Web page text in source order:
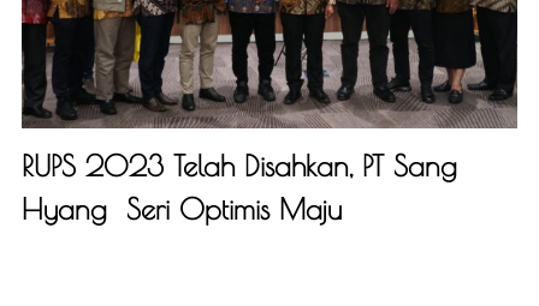
RUPS 2023 Telah Disahkan, PT Sang
Hyang Seri Optimis Maju